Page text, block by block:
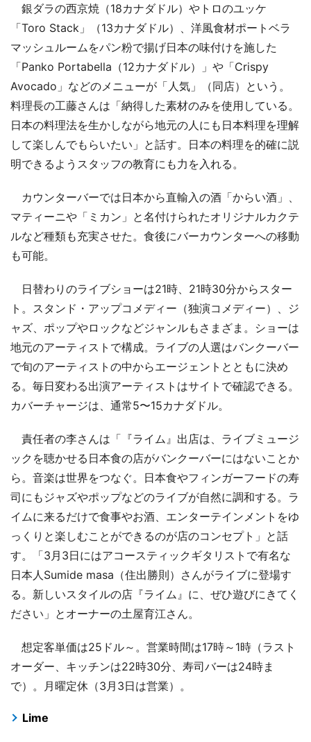
銀ダラの西京焼（18カナダドル）やトロのユッケ
「Toro Stack」（13カナダドル）、洋風食材ポートベラ
マッシュルームをパン粉で揚げ日本の味付けを施した
「Panko Portabella（12カナダドル）」や「Crispy
Avocado」などのメニューが「人気」（同店）という。
料理長の工藤さんは「納得した素材のみを使用している。
日本の料理法を生かしながら地元の人にも日本料理を理解
して楽しんでもらいたい」と話す。日本の料理を的確に説
明できるようスタッフの教育にも力を入れる。
カウンターバーでは日本から直輸入の酒「からい酒」、
マティーニや「ミカン」と名付けられたオリジナルカクテ
ルなど種類も充実させた。食後にバーカウンターへの移動
も可能。
日替わりのライブショーは21時、21時30分からスター
ト。スタンド・アップコメディー（独演コメディー）、ジ
ャズ、ポップやロックなどジャンルもさまざま。ショーは
地元のアーティストで構成。ライブの人選はバンクーバー
で旬のアーティストの中からエージェントとともに決め
る。毎日変わる出演アーティストはサイトで確認できる。
カバーチャージは、通常5〜15カナダドル。
責任者の李さんは「『ライム』出店は、ライブミュージ
ックを聴かせる日本食の店がバンクーバーにはないことか
ら。音楽は世界をつなぐ。日本食やフィンガーフードの寿
司にもジャズやポップなどのライブが自然に調和する。ラ
イムに来るだけで食事やお酒、エンターテインメントをゆ
っくりと楽しむことができるのが店のコンセプト」と話
す。「3月3日にはアコースティックギタリストで有名な
日本人Sumide masa（住出勝則）さんがライブに登場す
る。新しいスタイルの店『ライム』に、ぜひ遊びにきてく
ださい」とオーナーの土屋育江さん。
想定客単価は25ドル～。営業時間は17時～1時（ラスト
オーダー、キッチンは22時30分、寿司バーは24時ま
で）。月曜定休（3月3日は営業）。
Lime